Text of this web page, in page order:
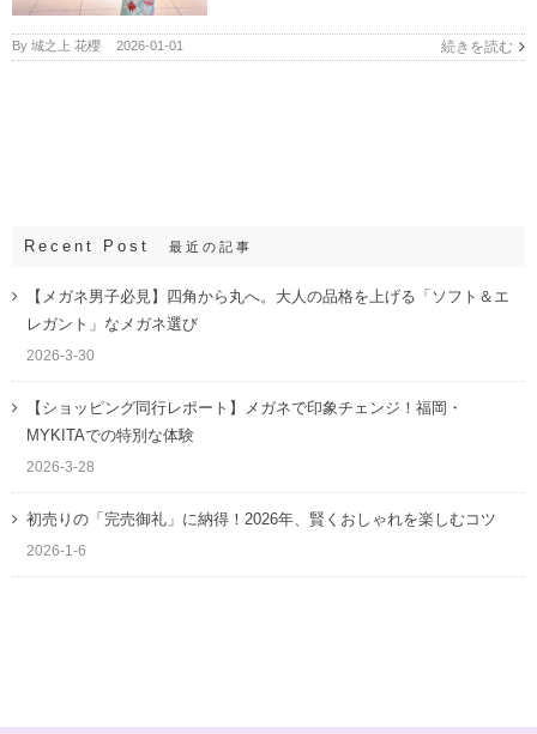
By 城之上 花櫻 2026-01-01 続きを読む
Recent Post 最近の記事
【メガネ男子必見】四角から丸へ。大人の品格を上げる「ソフト＆エ
レガント」なメガネ選び
2026-3-30
【ショッピング同行レポート】メガネで印象チェンジ！福岡・
MYKITAでの特別な体験
2026-3-28
初売りの「完売御礼」に納得！2026年、賢くおしゃれを楽しむコツ
2026-1-6